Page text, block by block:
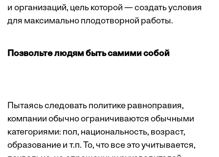
и организаций, цель которой — создать условия
для максимально плодотворной работы.
Позвольте людям быть самими собой
Пытаясь следовать политике равноправия,
компании обычно ограничиваются обычными
категориями: пол, национальность, возраст,
образование и т.п. То, что все это учитывается,